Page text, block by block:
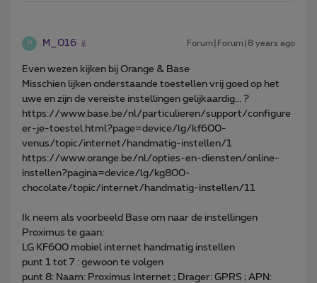
M M_016 Forum|Forum|8 years ago
Even wezen kijken bij Orange & Base
Misschien lijken onderstaande toestellen vrij goed op het
uwe en zijn de vereiste instellingen gelijkaardig... ?
https://www.base.be/nl/particulieren/support/configure
er-je-toestel.html?page=device/lg/kf600-
venus/topic/internet/handmatig-instellen/1
https://www.orange.be/nl/opties-en-diensten/online-
instellen?pagina=device/lg/kg800-
chocolate/topic/internet/handmatig-instellen/11
Ik neem als voorbeeld Base om naar de instellingen
Proximus te gaan:
LG KF600 mobiel internet handmatig instellen
punt 1 tot 7 : gewoon te volgen
punt 8: Naam: Proximus Internet ; Drager: GPRS ; APN: